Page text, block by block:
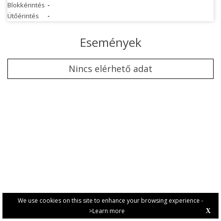
We use cookies on this site to enhance your browsing experience -
>Learn more
X
Blokkérintés -
Ütőérintés
-
Események
Nincs elérhető adat